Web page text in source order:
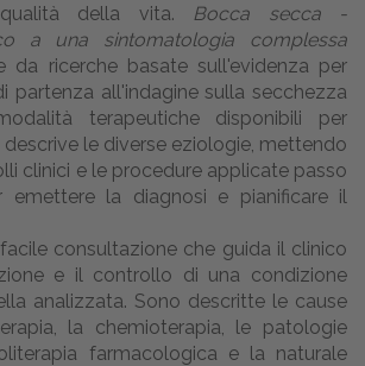
della vita. Bocca secca -
a una sintomatologia complessa
da ricerche basate sull'evidenza per
partenza all'indagine sulla secchezza
terapeutiche disponibili per
descrive le diverse eziologie, mettendo
clinici e le procedure applicate passo
emettere la diagnosi e pianificare il
consultazione che guida il clinico
e il controllo di una condizione
analizzata. Sono descritte le cause
la chemioterapia, le patologie
farmacologica e la naturale